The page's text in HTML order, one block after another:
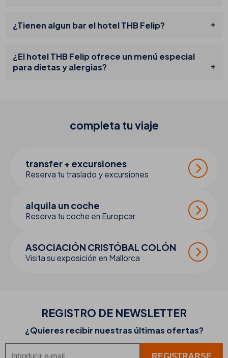
¿Tienen algun bar el hotel THB Felip?
¿El hotel THB Felip ofrece un menú especial
para dietas y alergias?
completa tuviaje
transfer + excursiones
Reserva tu traslado y excursiones
alquila un coche
Reserva tu coche en Europcar
ASOCIACIÓN CRISTÓBAL COLÓN
Visita su exposición en Mallorca
REGISTRO DE NEWSLETTER
¿Quieres recibir nuestras últimas ofertas?